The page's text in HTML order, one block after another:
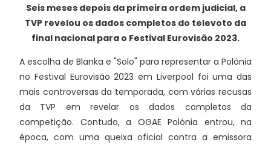
Seis meses depois da primeira ordem judicial, a
TVP revelou os dados completos do televoto da
final nacional para o Festival Eurovisão 2023.
A escolha de Blanka e "Solo" para representar a Polónia
no Festival Eurovisão 2023 em Liverpool foi uma das
mais controversas da temporada, com várias recusas
da TVP em revelar os dados completos da
competição. Contudo, a OGAE Polónia entrou, na
época, com uma queixa oficial contra a emissora